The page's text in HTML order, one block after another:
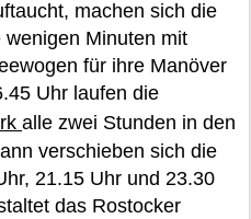
machen sich die
Minuten mit
für ihre Manöver
Uhr laufen die
alle zwei Stunden in den
verschieben sich die
21.15 Uhr und 23.30
das Rostocker